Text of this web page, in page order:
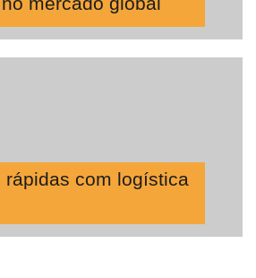
rápidas com logística